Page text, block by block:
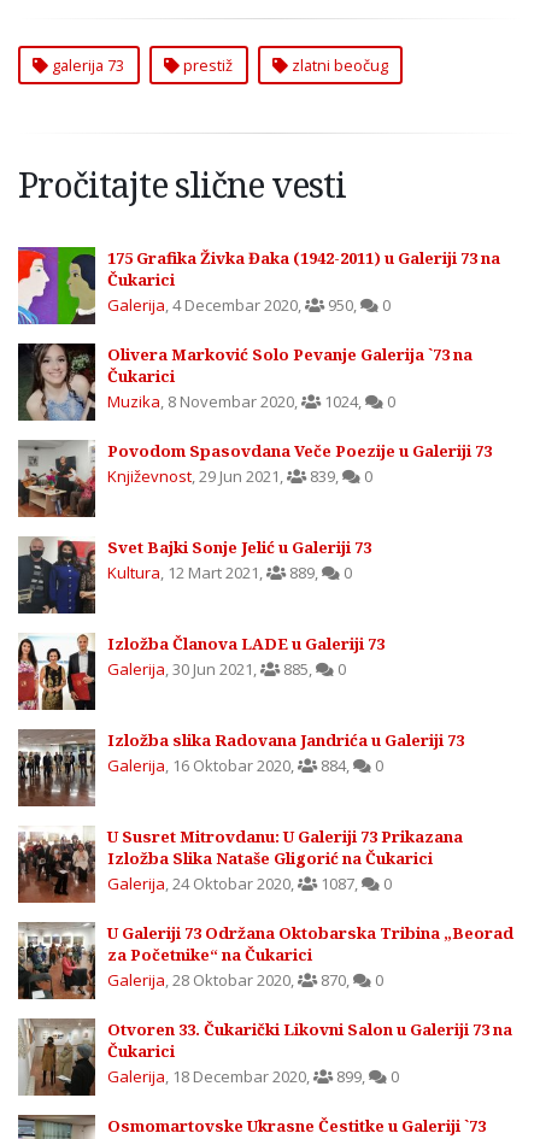
galerija 73 prestiž zlatni beočug
Pročitajte slične vesti
175 Grafika Živka Đaka (1942-2011) u Galeriji 73 na
Čukarici
Galerija,4 Decembar 2020, 950, 0
Olivera Marković Solo Pevanje Galerija `73 na
Čukarici
Muzika, 8 Novembar 2020, 1024, 0
Povodom Spasovdana Veče Poezije u Galeriji 73
Književnost,29 Jun 2021, 839, 0
Svet Bajki Sonje Jelić u Galeriji 73
Kultura, 12 Mart 2021, 889, 0
Izložba Članova LADE u Galeriji 73
Galerija,30 Jun 2021, 885, 0
Izložba slika Radovana Jandrića u Galeriji 73
Galerija, 16 Oktobar 2020, 884, 0
U Susret Mitrovdanu: U Galeriji 73 Prikazana
Izložba Slika Nataše Gligorić na Čukarici
Galerija,24 Oktobar 2020, 1087, 0
U Galeriji 73 Održana Oktobarska Tribina „Beorad
za Početnike“ na Čukarici
Galerija,28 Oktobar 2020, 870, 0
Otvoren 33. Čukarički Likovni Salon u Galeriji 73 na
Čukarici
Galerija, 18 Decembar 2020, 899, 0
Osmomartovske Ukrasne Čestitke u Galeriji `73